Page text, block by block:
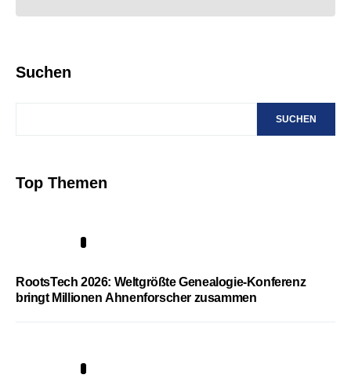
Suchen
SUCHEN
Top Themen
RootsTech 2026: Weltgrößte Genealogie-Konferenz
bringt Millionen Ahnenforscher zusammen